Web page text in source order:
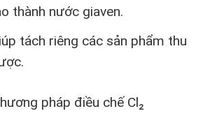
thành nước giaven.
tách riêng các sản phẩm thu
pháp điều chế Cl₂